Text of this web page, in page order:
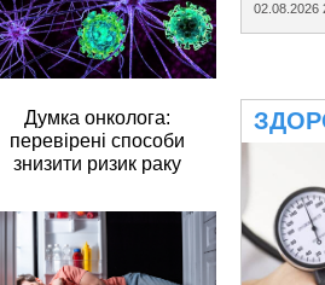
Думка онколога:
перевірені способи
знизити ризик раку
02.08.2026